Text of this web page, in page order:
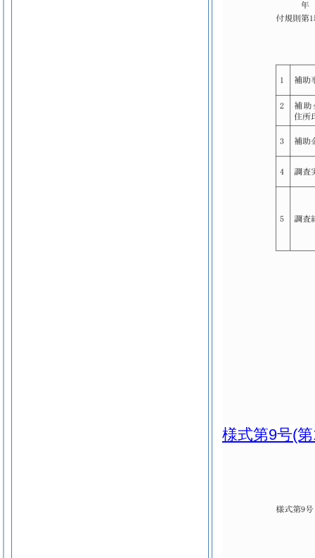
様式第9号(